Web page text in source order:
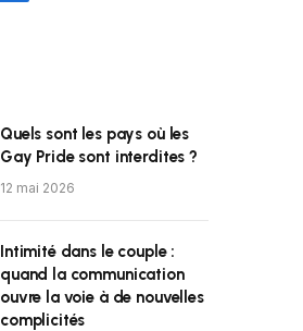
Quels sont les pays où les
Gay Pride sont interdites ?
12 mai 2026
Intimité dans le couple :
quand la communication
ouvre la voie à de nouvelles
complicités